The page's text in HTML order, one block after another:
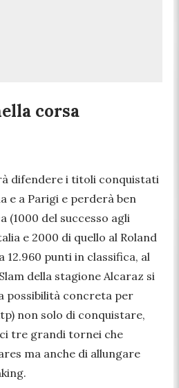
corsa
difendere i titoli conquistati
e a Parigi e perderà ben
(1000 del successo agli
e 2000 di quello al Roland
12.960 punti in classifica, al
della stagione Alcaraz si
possibilità concreta per
non solo di conquistare,
tre grandi tornei che
ma anche di allungare